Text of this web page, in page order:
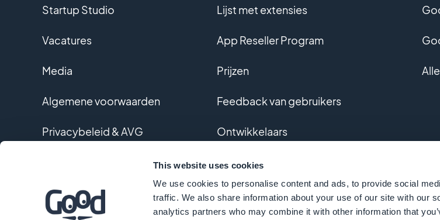
This website uses cookies
We use cookies to personalise content and ads, to provide social
traffic. We also share information about your use of our site with our
analytics partners who may combine it with other information that
Startup Studio
Vacatures
Media
Algemene voorwaarden
Privacybeleid & AVG
Lijst met extensies
App Reseller Program
Prijzen
Feedback van gebruikers
Ontwikkelaars
Gepersonaliseerde ontwikkeling
Woordenlijst